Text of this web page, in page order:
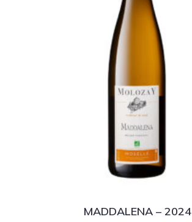
MADDALENA – 2024